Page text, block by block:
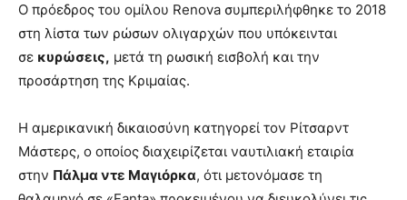
Ο πρόεδρος του ομίλου Renova συμπεριλήφθηκε το 2018
στη λίστα των ρώσων ολιγαρχών που υπόκεινται
σε κυρώσεις, μετά τη ρωσική εισβολή και την
προσάρτηση της Κριμαίας.
Η αμερικανική δικαιοσύνη κατηγορεί τον Ρίτσαρντ
Μάστερς, ο οποίος διαχειρίζεται ναυτιλιακή εταιρία
στην Πάλμα ντε Μαγιόρκα, ότι μετονόμασε τη